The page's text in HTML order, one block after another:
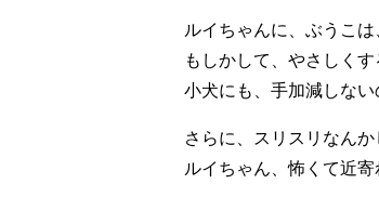
ルイちゃんに、ぶうこ
もしかして、やさしくす
小犬にも、手加減しない
さらに、スリスリなんか
ルイちゃん、怖くて近寄